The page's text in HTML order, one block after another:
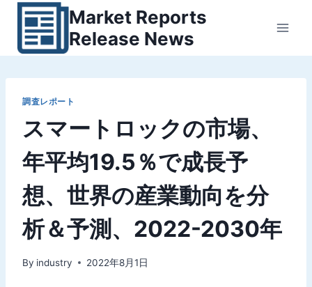
Market Reports
Release News
調査レポート
スマートロックの市場、
年平均19.5％で成長予
想、世界の産業動向を分
析＆予測、2022-2030年
By industry 2022年8月1日